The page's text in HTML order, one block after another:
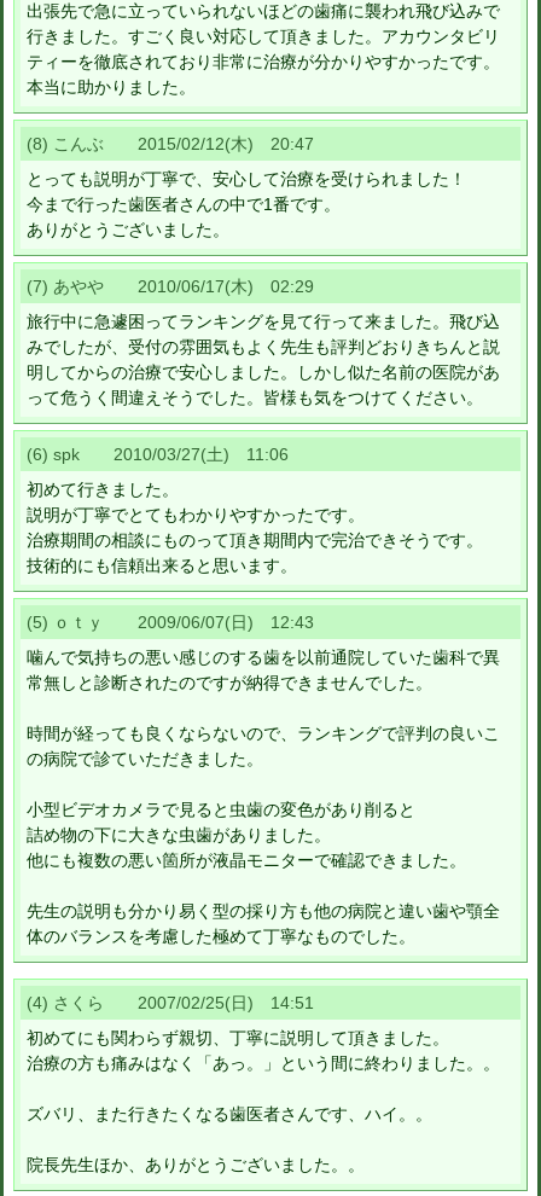
出張先で急に立っていられないほどの歯痛に襲われ飛び込みで
行きました。すごく良い対応して頂きました。アカウンタビリ
ティーを徹底されており非常に治療が分かりやすかったです。
本当に助かりました。
(8) こんぶ 2015/02/12(木) 20:47
とっても説明が丁寧で、安心して治療を受けられました！
今まで行った歯医者さんの中で1番です。
ありがとうございました。
(7) あやや 2010/06/17(木) 02:29
旅行中に急遽困ってランキングを見て行って来ました。飛び込
みでしたが、受付の雰囲気もよく先生も評判どおりきちんと説
明してからの治療で安心しました。しかし似た名前の医院があ
って危うく間違えそうでした。皆様も気をつけてください。
(6) spk 2010/03/27(土) 11:06
初めて行きました。
説明が丁寧でとてもわかりやすかったです。
治療期間の相談にものって頂き期間内で完治できそうです。
技術的にも信頼出来ると思います。
(5) ｏｔｙ 2009/06/07(日) 12:43
噛んで気持ちの悪い感じのする歯を以前通院していた歯科で異
常無しと診断されたのですが納得できませんでした。
時間が経っても良くならないので、ランキングで評判の良いこ
の病院で診ていただきました。
小型ビデオカメラで見ると虫歯の変色があり削ると
詰め物の下に大きな虫歯がありました。
他にも複数の悪い箇所が液晶モニターで確認できました。
先生の説明も分かり易く型の採り方も他の病院と違い歯や顎全
体のバランスを考慮した極めて丁寧なものでした。
(4) さくら 2007/02/25(日) 14:51
初めてにも関わらず親切、丁寧に説明して頂きました。
治療の方も痛みはなく「あっ。」という間に終わりました。。
ズバリ、また行きたくなる歯医者さんです、ハイ。。
院長先生ほか、ありがとうございました。。